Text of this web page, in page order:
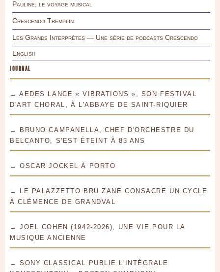
Pauline, le voyage musical
Crescendo Tremplin
Les Grands Interprètes — Une série de podcasts Crescendo
English
JOURNAL
→ AEDES LANCE « VIBRATIONS », SON FESTIVAL
D'ART CHORAL, À L'ABBAYE DE SAINT-RIQUIER
→ BRUNO CAMPANELLA, CHEF D'ORCHESTRE DU
BELCANTO, S'EST ÉTEINT À 83 ANS
→ OSCAR JOCKEL À PORTO
→ LE PALAZZETTO BRU ZANE CONSACRE UN CYCLE
À CLÉMENCE DE GRANDVAL
→ JOEL COHEN (1942-2026), UNE VIE POUR LA
MUSIQUE ANCIENNE
→ SONY CLASSICAL PUBLIE L'INTÉGRALE